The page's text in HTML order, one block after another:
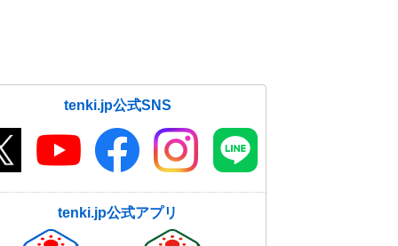
tenki.jp公式SNS
tenki.jp公式アプリ